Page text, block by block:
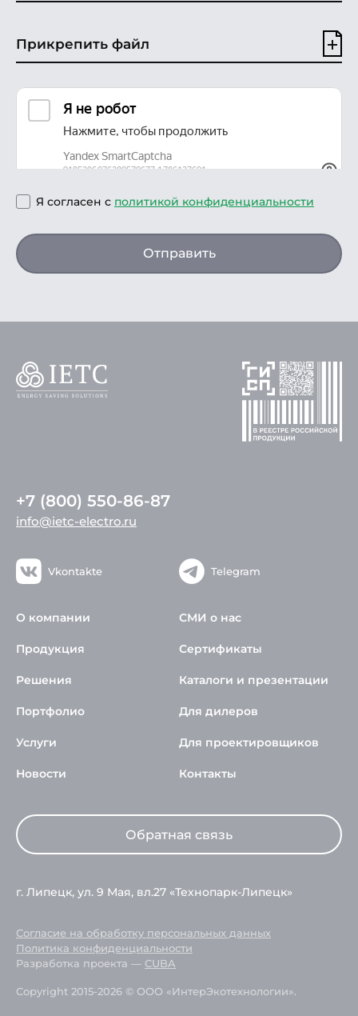
Прикрепить файл
Я согласен с политикой конфиденциальности
Отправить
+7 (800) 550-86-87
info@ietc-electro.ru
Vkontakte Telegram
О компании
Продукция
Решения
Портфолио
Услуги
Новости
СМИ о нас
Сертификаты
Каталоги и презентации
Для дилеров
Для проектировщиков
Контакты
Обратная связь
г. Липецк, ул. 9 Мая, вл.27 «Технопарк-Липецк»
Согласие на обработку персональных данных
Политика конфиденциальности
Разработка проекта — CUBA
Copyright 2015-2026 © ООО «ИнтерЭкотехнологии».